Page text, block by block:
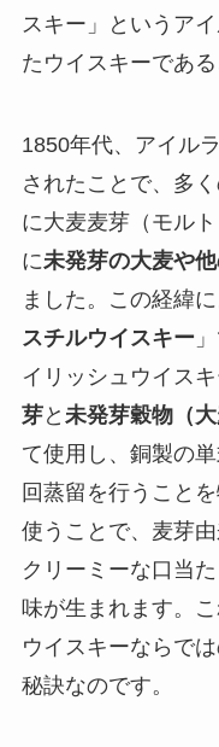
スキー」というア
たウイスキーである
1850年代、アイル
されたことで、多
に大麦麦芽（モル
に未発芽の大麦や
ました。この経緯
スチルウイスキー
イリッシュウイス
芽と 未発芽穀物（
て使用し、銅製の
回蒸留を行うこと
使うことで、麦芽
クリーミーな口当
味が生まれます。
ウイスキーならで
秘訣なのです。